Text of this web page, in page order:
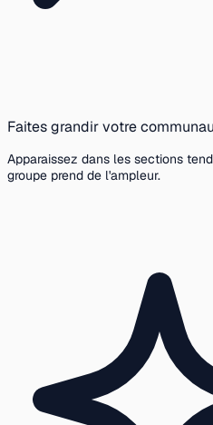
Faites grandir votre
Apparaissez dans les sections
groupe prend de l'ampleur.